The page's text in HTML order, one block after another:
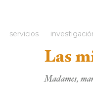
servicios
Las
Madames,